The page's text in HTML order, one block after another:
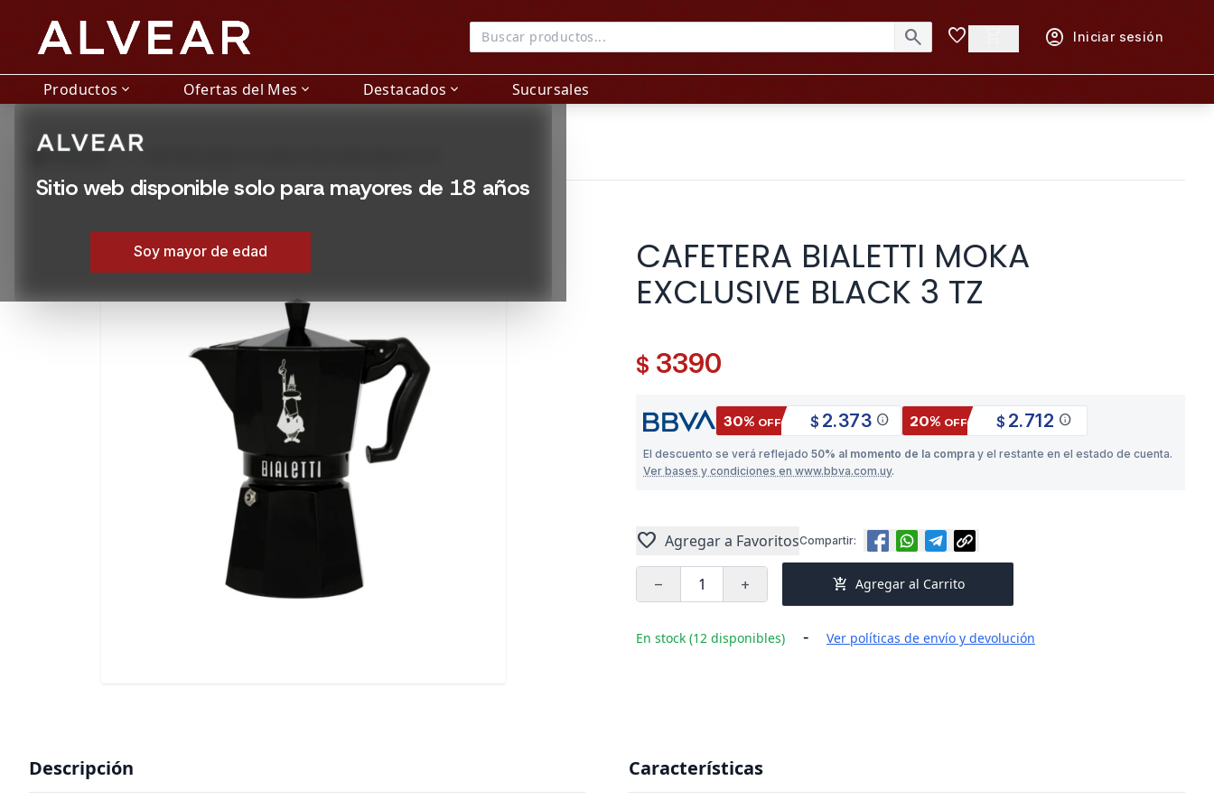
search favorite account_circle Iniciar sesión
Productos expand_more Ofertas del Mes expand_more Destacados expand_more Sucursales
Sitio web disponible solo para mayores de 18 años
Soy mayor de edad
grid_view Productos CAFETERA BIALETTI MOKA EXCLUSIVE BLACK 3 TZ
CAFETERA BIALETTI MOKA
EXCLUSIVE BLACK 3 TZ
$ 3390
30% OFF $ 2.373 info 20% OFF $ 2.712 info
El descuento se verá reflejado 50% al momento de la compra y el restante en el estado de cuenta.
Ver bases y condiciones en www.bbva.com.uy.
Compartir:
favorite Agregar a Favoritos
remove add add_shopping_cart Agregar al Carrito
En stock (12 disponibles) - Ver políticas de envío y devolución
Descripción Características